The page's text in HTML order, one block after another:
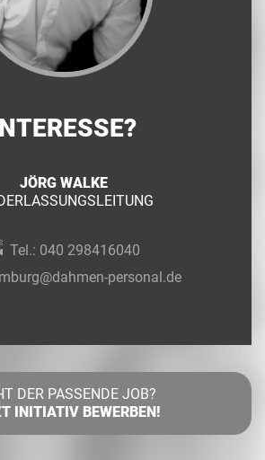
JÖRG WALKE
Tel.: 040 298416040
personal.de
DER PASSENDE JOB?
INITIATIV BEWERBEN!